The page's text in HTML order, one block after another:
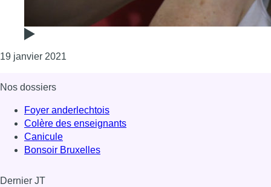
19 janvier 2021
Nos dossiers
Foyer anderlechtois
Colère des enseignants
Canicule
Bonsoir Bruxelles
Dernier JT